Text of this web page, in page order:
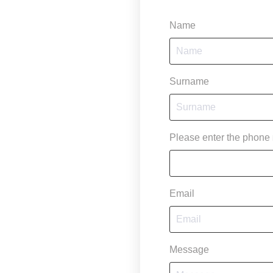
Name
Surname
Please enter the phone
Email
Message